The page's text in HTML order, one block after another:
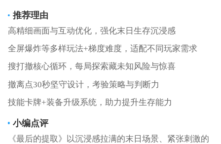
推荐理由
高精细画面与互动优化，强化末日生存沉浸感
全屏爆炸等多样玩法+梯度难度，适配不同玩家需求
搜打撤核心循环，每局探索藏未知风险与惊喜
撤离点30秒坚守设计，考验策略与判断力
技能卡牌+装备升级系统，助力提升生存能力
小编点评
《最后的提取》以沉浸感拉满的末日场景、紧张刺激的